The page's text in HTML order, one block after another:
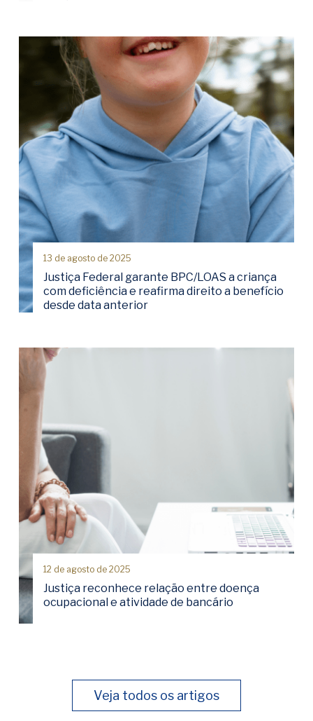
13 de agosto de 2025
Justiça Federal garante BPC/LOAS a criança
com deficiência e reafirma direito a benefício
desde data anterior
12 de agosto de 2025
Justiça reconhece relação entre doença
ocupacional e atividade de bancário
Veja todos os artigos